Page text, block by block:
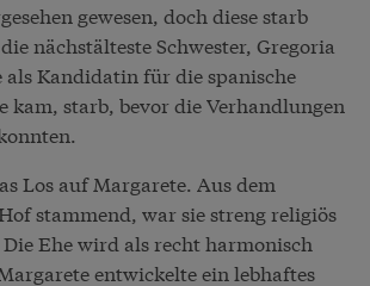
gewesen, doch diese starb
nächstälteste Schwester, Gregoria
Kandidatin für die spanische
kam, starb, bevor die Verhandlungen
Los auf Margarete. Aus dem
stammend, war sie streng religiös
Ehe wird als recht harmonisch
entwickelte ein lebhaftes